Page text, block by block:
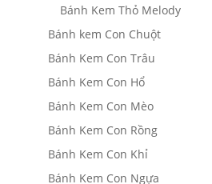
Bánh Kem Thỏ Melody
Bánh kem Con Chuột
Bánh Kem Con Trâu
Bánh Kem Con Hổ
Bánh Kem Con Mèo
Bánh Kem Con Rồng
Bánh Kem Con Khỉ
Bánh Kem Con Ngựa